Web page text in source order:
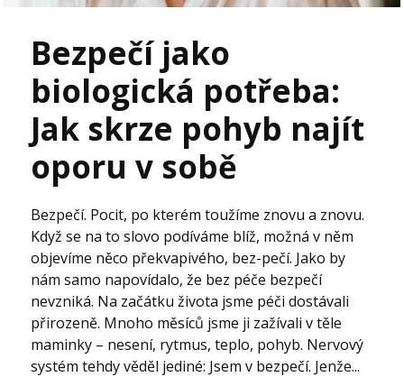
Bezpečí jako
biologická potřeba:
Jak skrze pohyb najít
oporu v sobě
Bezpečí. Pocit, po kterém toužíme znovu a znovu.
Když se na to slovo podíváme blíž, možná v něm
objevíme něco překvapivého, bez-pečí. Jako by
nám samo napovídalo, že bez péče bezpečí
nevzniká. Na začátku života jsme péči dostávali
přirozeně. Mnoho měsíců jsme ji zažívali v těle
maminky – nesení, rytmus, teplo, pohyb. Nervový
systém tehdy věděl jediné: Jsem v bezpečí. Jenže...